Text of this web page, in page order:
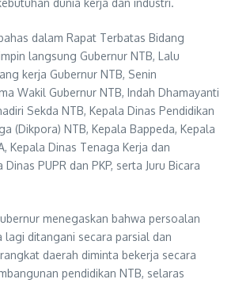
dalam Rapat Terbatas Bidang
langsung Gubernur NTB, Lalu
kerja Gubernur NTB, Senin
Wakil Gubernur NTB, Indah Dhamayanti
Sekda NTB, Kepala Dinas Pendidikan
(Dikpora) NTB, Kepala Bappeda, Kepala
Kepala Dinas Tenaga Kerja dan
PUPR dan PKP, serta Juru Bicara
menegaskan bahwa persoalan
lagi ditangani secara parsial dan
daerah diminta bekerja secara
pendidikan NTB, selaras